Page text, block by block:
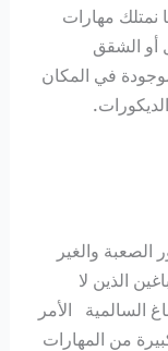
نمتلك مهارات
أو الشقق
في المكان
والغير
الذين لا
السالمية الأمر
من المهارات